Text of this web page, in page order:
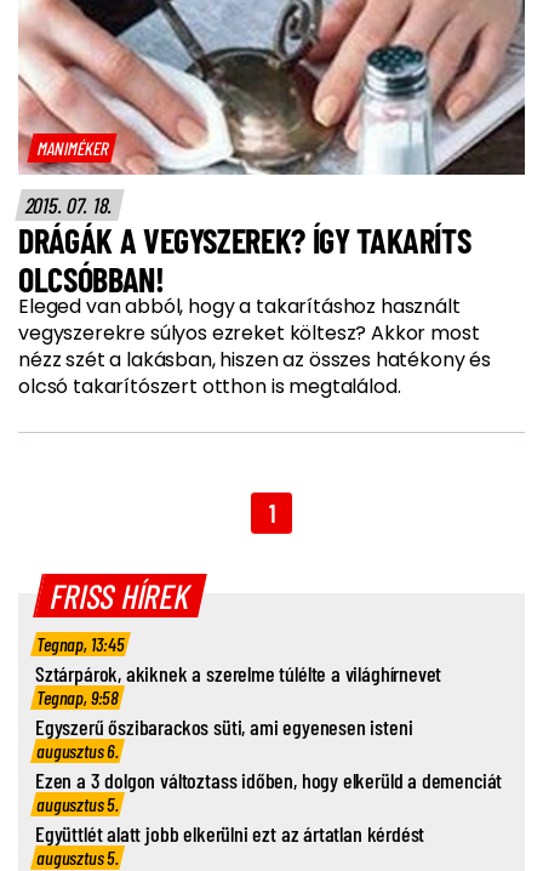
MANIMÉKER
2015. 07. 18.
DRÁGÁK A VEGYSZEREK? ÍGY TAKARÍTS
OLCSÓBBAN!
Eleged van abból, hogy a takarításhoz használt
vegyszerekre súlyos ezreket költesz? Akkor most
nézz szét a lakásban, hiszen az összes hatékony és
olcsó takarítószert otthon is megtalálod.
1
FRISS HÍREK
Tegnap, 13:45
Sztárpárok, akiknek a szerelme túlélte a világhírnevet
Tegnap, 9:58
Egyszerű őszibarackos süti, ami egyenesen isteni
augusztus 6.
Ezen a 3 dolgon változtass időben, hogy elkerüld a demenciát
augusztus 5.
Együttlét alatt jobb elkerülni ezt az ártatlan kérdést
augusztus 5.